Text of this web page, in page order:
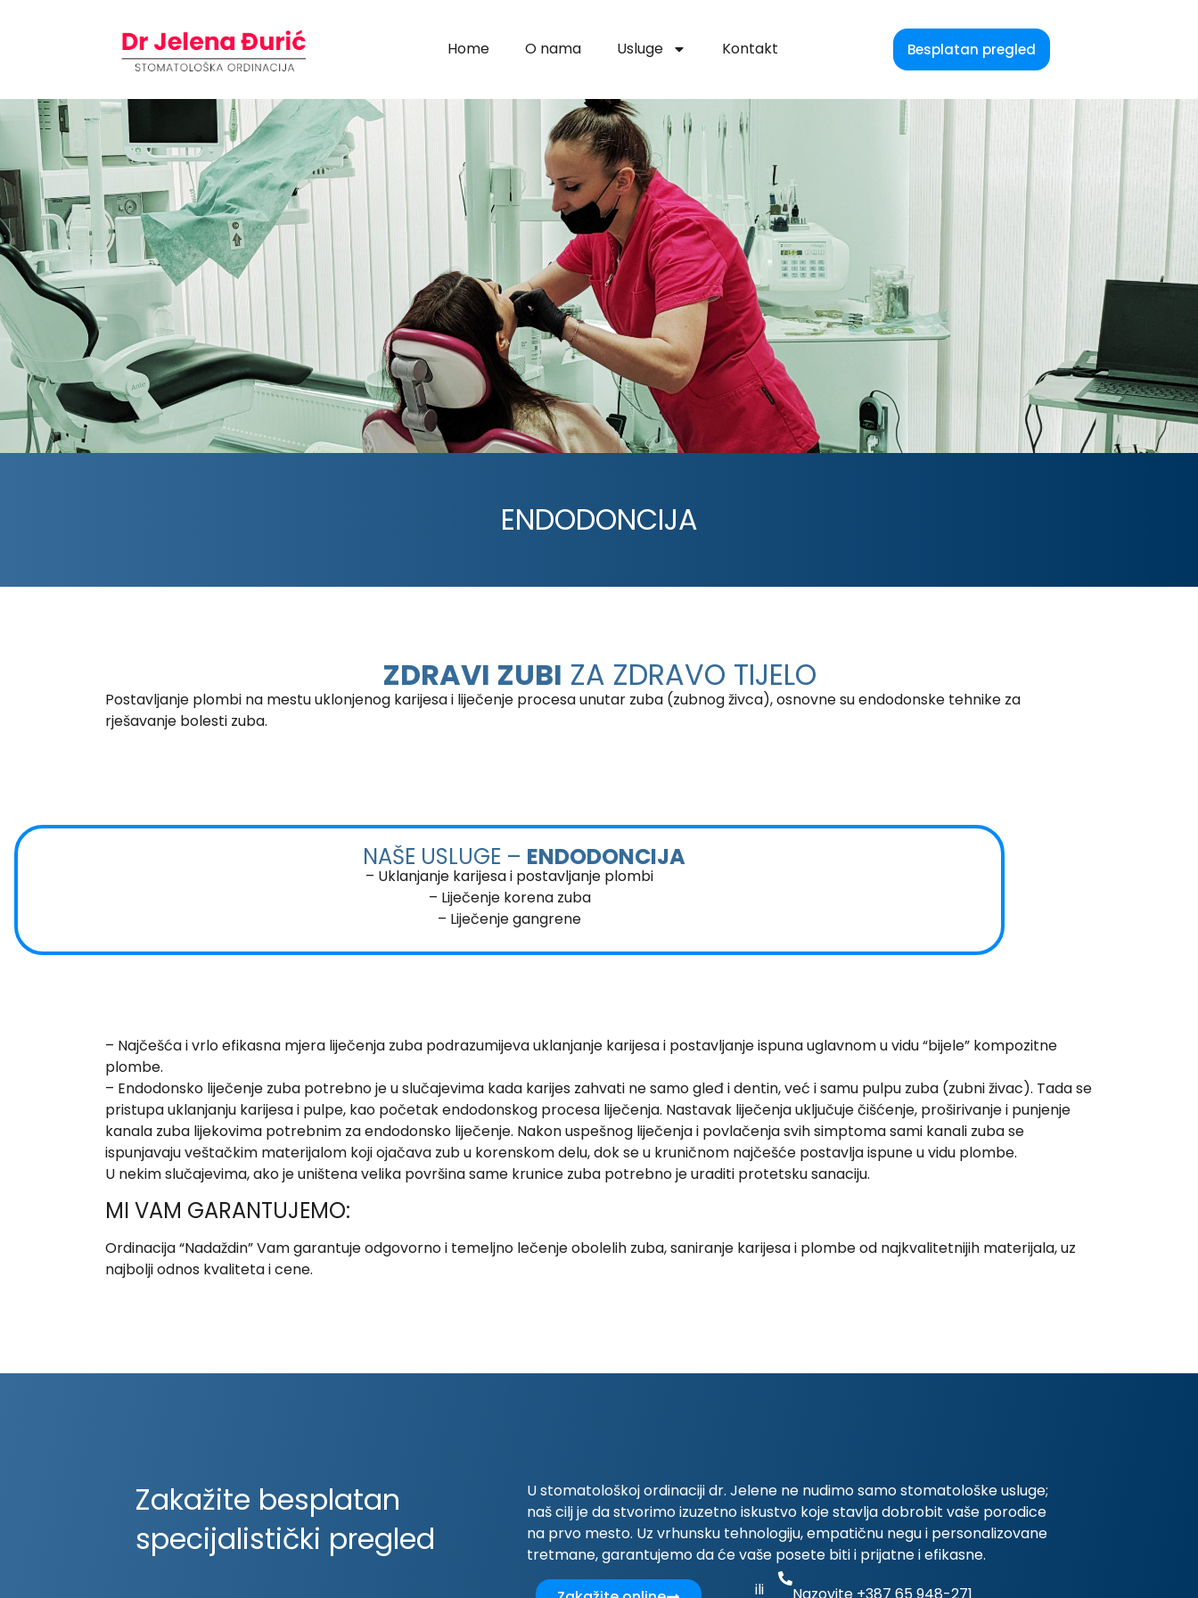
Home O nama Usluge Kontakt Besplatan pregled
ENDODONCIJA
ZDRAVI ZUBI ZA ZDRAVO TIJELO
Postavljanje plombi na mestu uklonjenog karijesa i liječenje procesa unutar zuba (zubnog živca), osnovne su endodonske tehnike za
rješavanje bolesti zuba.
NAŠE USLUGE – ENDODONCIJA
– Uklanjanje karijesa i postavljanje plombi
– Liječenje korena zuba
– Liječenje gangrene
– Najčešća i vrlo efikasna mjera liječenja zuba podrazumijeva uklanjanje karijesa i postavljanje ispuna uglavnom u vidu “bijele” kompozitne
plombe.
– Endodonsko liječenje zuba potrebno je u slučajevima kada karijes zahvati ne samo gleđ i dentin, već i samu pulpu zuba (zubni živac). Tada se
pristupa uklanjanju karijesa i pulpe, kao početak endodonskog procesa liječenja. Nastavak liječenja uključuje čišćenje, proširivanje i punjenje
kanala zuba lijekovima potrebnim za endodonsko liječenje. Nakon uspešnog liječenja i povlačenja svih simptoma sami kanali zuba se
ispunjavaju veštačkim materijalom koji ojačava zub u korenskom delu, dok se u kruničnom najčešće postavlja ispune u vidu plombe.
U nekim slučajevima, ako je uništena velika površina same krunice zuba potrebno je uraditi protetsku sanaciju.
MI VAM GARANTUJEMO:
Ordinacija “Nadaždin” Vam garantuje odgovorno i temeljno lečenje obolelih zuba, saniranje karijesa i plombe od najkvalitetnijih materijala, uz
najbolji odnos kvaliteta i cene.
Zakažite besplatan
specijalistički pregled
U stomatološkoj ordinaciji dr. Jelene ne nudimo samo stomatološke usluge;
naš cilj je da stvorimo izuzetno iskustvo koje stavlja dobrobit vaše porodice
na prvo mesto. Uz vrhunsku tehnologiju, empatičnu negu i personalizovane
tretmane, garantujemo da će vaše posete biti i prijatne i efikasne.
ili